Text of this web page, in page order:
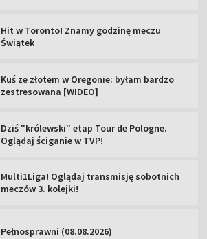
Hit w Toronto! Znamy godzinę meczu
Świątek
Kuś ze złotem w Oregonie: byłam bardzo
zestresowana [WIDEO]
Dziś "królewski" etap Tour de Pologne.
Oglądaj ściganie w TVP!
Multi1Liga! Oglądaj transmisję sobotnich
meczów 3. kolejki!
Pełnosprawni (08.08.2026)